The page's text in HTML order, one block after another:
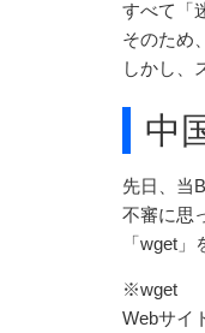
すべて「
そのため
しかし、
中
先日、当
不審に思
「wget
※wget
Webサイ